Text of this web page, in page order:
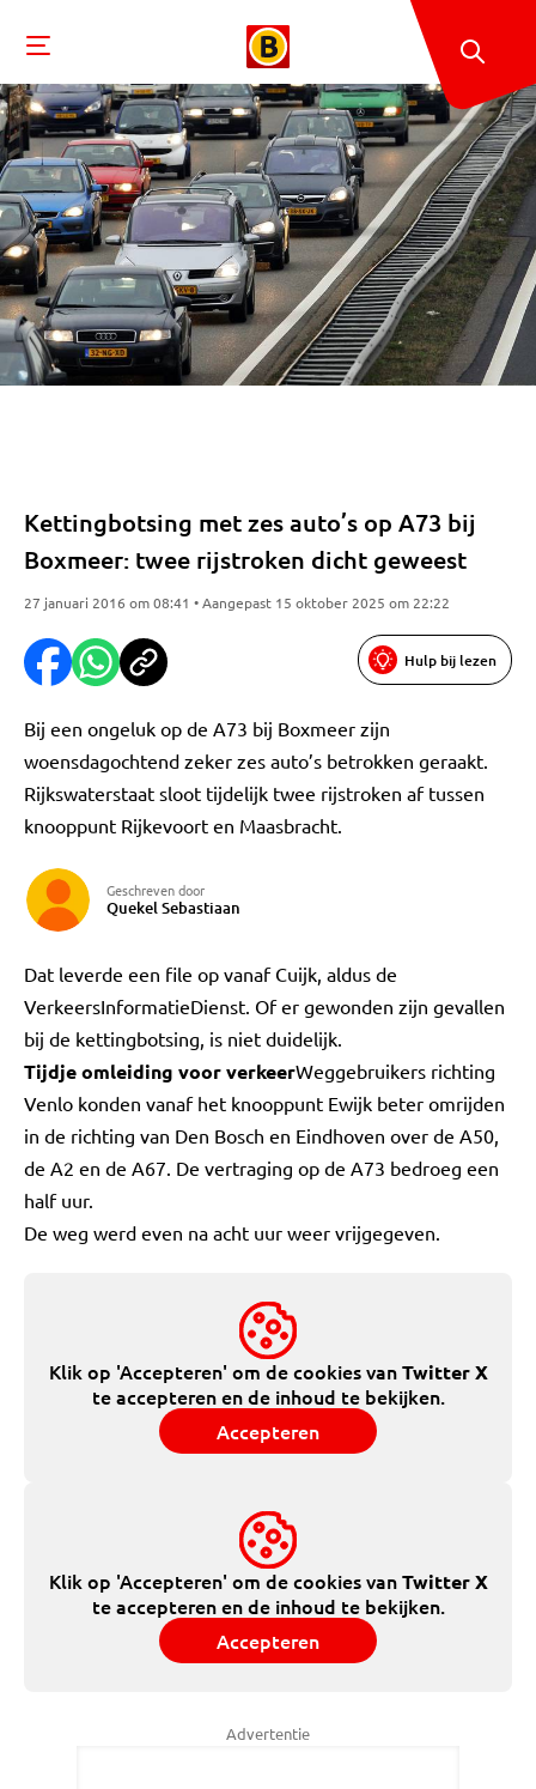
Kettingbotsing met zes auto’s op A73 bij
Boxmeer: twee rijstroken dicht geweest
27 januari 2016 om 08:41 • Aangepast 15 oktober 2025 om 22:22
Hulp bij lezen
Bij een ongeluk op de A73 bij Boxmeer zijn
woensdagochtend zeker zes auto’s betrokken geraakt.
Rijkswaterstaat sloot tijdelijk twee rijstroken af tussen
knooppunt Rijkevoort en Maasbracht.
Geschreven door
Quekel Sebastiaan
Dat leverde een file op vanaf Cuijk, aldus de
VerkeersInformatieDienst. Of er gewonden zijn gevallen
bij de kettingbotsing, is niet duidelijk.
Tijdje omleiding voor verkeerWeggebruikers richting
Venlo konden vanaf het knooppunt Ewijk beter omrijden
in de richting van Den Bosch en Eindhoven over de A50,
de A2 en de A67. De vertraging op de A73 bedroeg een
half uur.
De weg werd even na acht uur weer vrijgegeven.
Klik op 'Accepteren' om de cookies vanTwitter X
te accepteren en de inhoud te bekijken.
Accepteren
Klik op 'Accepteren' om de cookies vanTwitter X
te accepteren en de inhoud te bekijken.
Accepteren
Advertentie